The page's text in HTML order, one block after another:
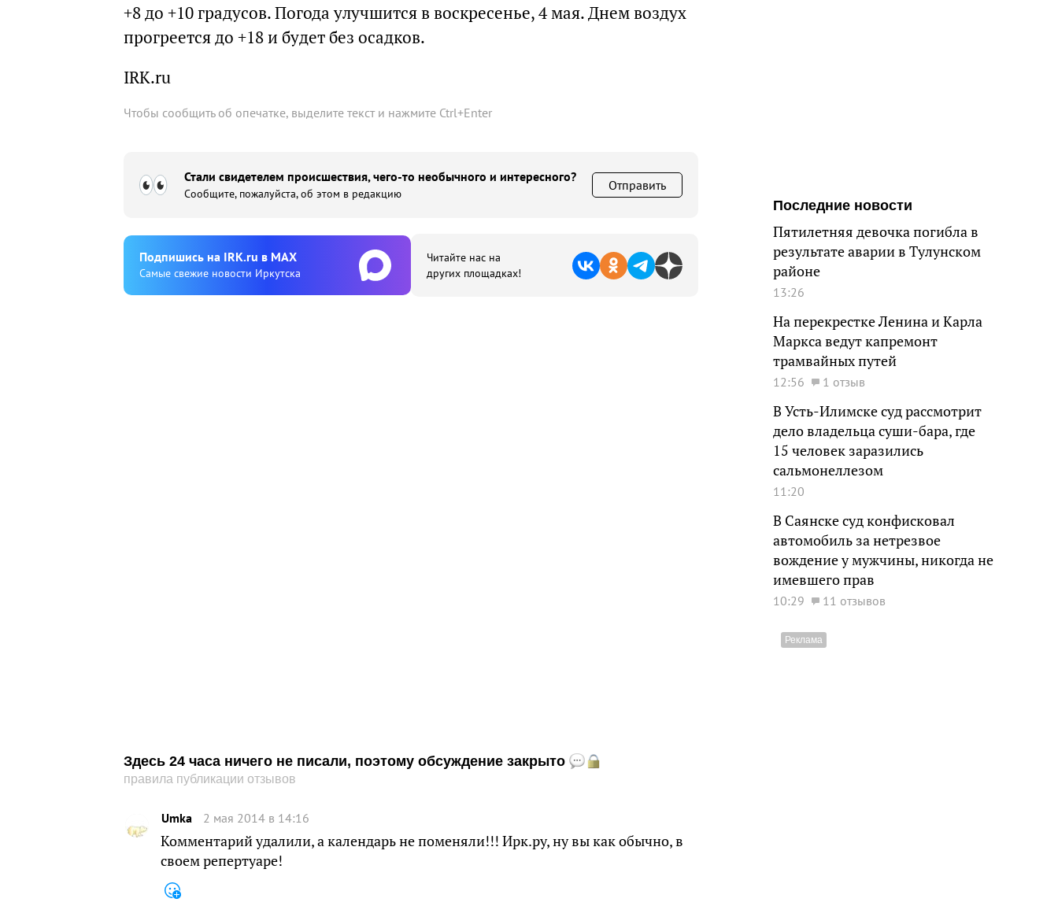
+8 до +10 градусов. Погода улучшится в воскресенье, 4 мая. Днем воздух
прогреется до +18 и будет без осадков.
IRK.ru
Чтобы сообщить об опечатке, выделите текст и нажмите Ctrl+Enter
Стали свидетелем происшествия, чего-то необычного и интересного?
Сообщите, пожалуйста, об этом в редакцию
Отправить
Подпишиcь на IRK.ru в MAX
Cамые свежие новости Иркутска
Читайте нас на
других площадках!
Здесь 24 часа ничего не писали, поэтому обсуждение закрыто
правила публикации отзывов
Umkа 2 мая 2014 в 14:16
Комментарий удалили, а календарь не поменяли!!! Ирк.ру, ну вы как обычно, в
своем репертуаре!
Последние новости
Пятилетняя девочка погибла в
результате аварии в Тулунском
районе
13:26
На перекрестке Ленина и Карла
Маркса ведут капремонт
трамвайных путей
12:56 1 отзыв
В Усть-Илимске суд рассмотрит
дело владельца суши-бара, где
15 человек заразились
сальмонеллезом
11:20
В Саянске суд конфисковал
автомобиль за нетрезвое
вождение у мужчины, никогда не
имевшего прав
10:29 11 отзывов